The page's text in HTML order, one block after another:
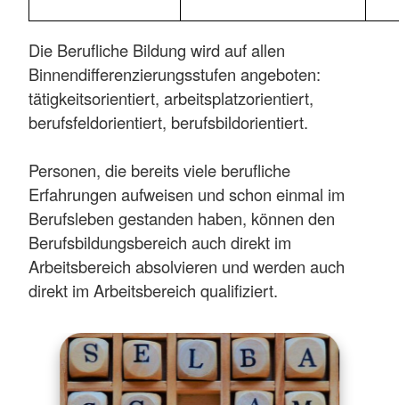
Die Berufliche Bildung wird auf allen
Binnendifferenzierungsstufen angeboten:
tätigkeitsorientiert, arbeitsplatzorientiert,
berufsfeldorientiert, berufsbildorientiert.
Personen, die bereits viele berufliche
Erfahrungen aufweisen und schon einmal im
Berufsleben gestanden haben, können den
Berufsbildungsbereich auch direkt im
Arbeitsbereich absolvieren und werden auch
direkt im Arbeitsbereich qualifiziert.